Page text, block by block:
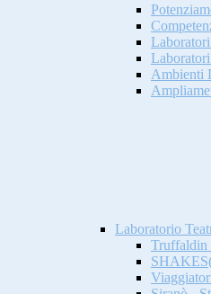
Ambienti
Laboratorio
Truffaldin